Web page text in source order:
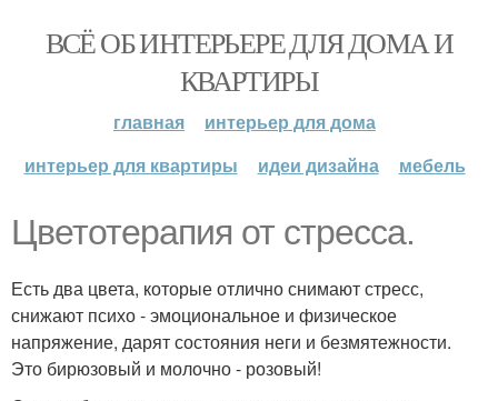
ВСЁ ОБ ИНТЕРЬЕРЕ ДЛЯ ДОМА И
КВАРТИРЫ
главная
интерьер для дома
интерьер для квартиры
идеи дизайна мебель
Цветотерапия от стресса.
Есть два цвета, которые отлично снимают стресс,
снижают психо - эмоциональное и физическое
напряжение, дарят состояния неги и безмятежности.
Это бирюзовый и молочно - розовый!